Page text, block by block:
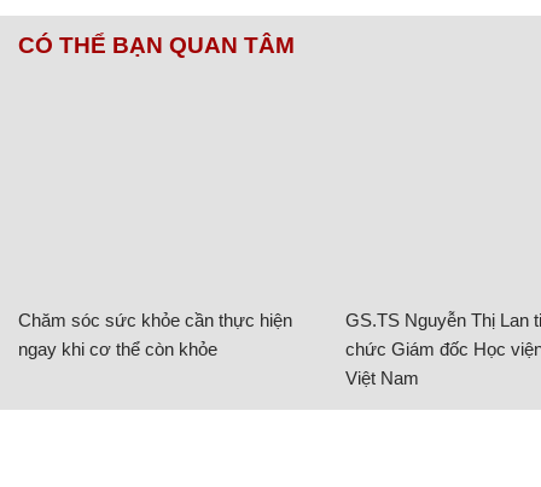
CÓ THỂ BẠN QUAN TÂM
Chăm sóc sức khỏe cần thực hiện
ngay khi cơ thể còn khỏe
GS.TS Nguyễn Thị Lan
chức Giám đốc Học
Việt Nam